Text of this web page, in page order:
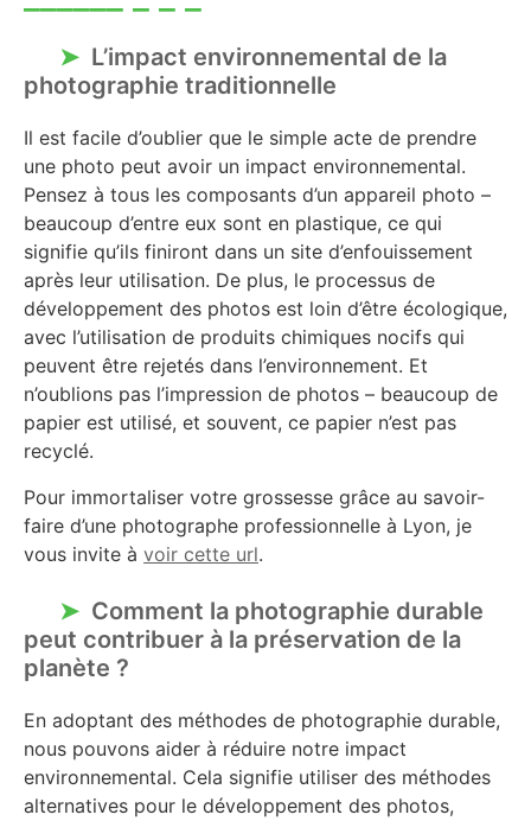
L’impact environnemental de la
photographie traditionnelle
Il est facile d’oublier que le simple acte de prendre
une photo peut avoir un impact environnemental.
Pensez à tous les composants d’un appareil photo –
beaucoup d’entre eux sont en plastique, ce qui
signifie qu’ils finiront dans un site d’enfouissement
après leur utilisation. De plus, le processus de
développement des photos est loin d’être écologique,
avec l’utilisation de produits chimiques nocifs qui
peuvent être rejetés dans l’environnement. Et
n’oublions pas l’impression de photos – beaucoup de
papier est utilisé, et souvent, ce papier n’est pas
recyclé.
Pour immortaliser votre grossesse grâce au savoir-
faire d’une photographe professionnelle à Lyon, je
vous invite à voir cette url.
Comment la photographie durable
peut contribuer à la préservation de la
planète ?
En adoptant des méthodes de photographie durable,
nous pouvons aider à réduire notre impact
environnemental. Cela signifie utiliser des méthodes
alternatives pour le développement des photos,